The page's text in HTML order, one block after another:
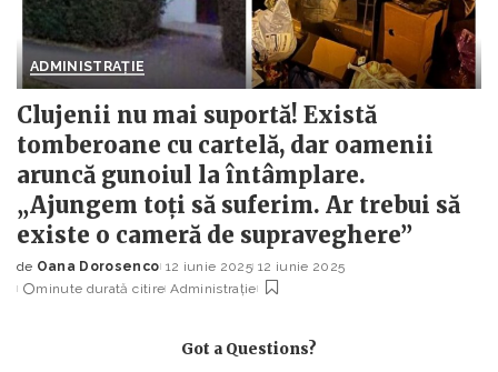
ADMINISTRAȚIE
Clujenii nu mai suportă! Există
tomberoane cu cartelă, dar oamenii
aruncă gunoiul la întâmplare.
„Ajungem toți să suferim. Ar trebui să
existe o cameră de supraveghere”
Posted
by
de Oana Dorosenco 12 iunie 2025 12 iunie 2025
minute durată citire Administrație
Got a Questions?